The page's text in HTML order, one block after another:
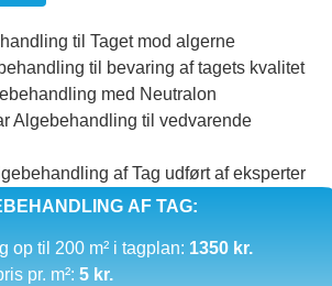
til Taget mod algerne
til bevaring af tagets kvalitet
med Neutralon
Algebehandling til vedvarende
af Tag udført af eksperter
AF TAG:
op til 200 m² i tagplan: 1350 kr.
pr. m²: 5 kr.